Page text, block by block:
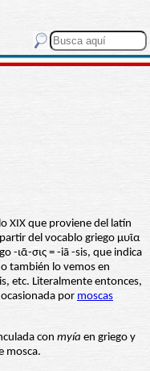
XIX que proviene del latín
del vocablo griego μυῖα
-ιᾱ-σις = -iā -sis, que indica
también lo vemos en
etc. Literalmente entonces,
por moscas
con myía en griego y
mosca.